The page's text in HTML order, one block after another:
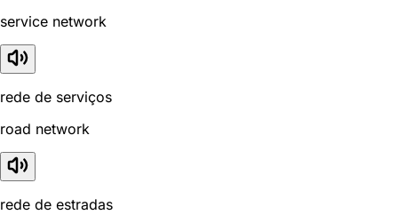
service network
rede de serviços
road network
rede de estradas